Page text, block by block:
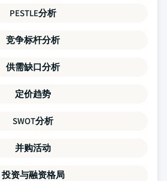
PESTLE分析
竞争标杆分析
供需缺口分析
定价趋势
SWOT分析
并购活动
投资与融资格局